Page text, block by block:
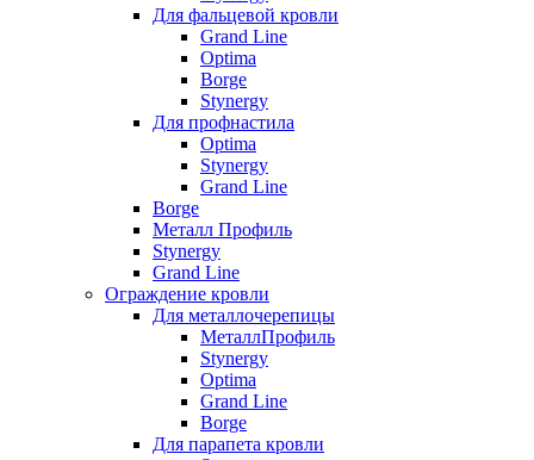
Для фальцевой кровли
Grand Line
Optima
Borge
Stynergy
Для профнастила
Optima
Stynergy
Grand Line
Borge
Металл Профиль
Stynergy
Grand Line
Ограждение кровли
Для металлочерепицы
МеталлПрофиль
Stynergy
Optima
Grand Line
Borge
Для парапета кровли